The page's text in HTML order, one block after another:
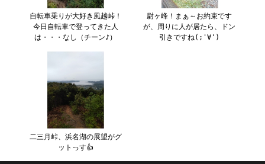
自転車乗りが大好き風越峠！
今日自転車で登ってきた人
は・・・なし（チーン♪）
尉ヶ峰！まぁ～お約束です
が、周りに人が居たら、ドン
引きですね(;'∀')
二三月峠、浜名湖の展望がグ
ットっす👍